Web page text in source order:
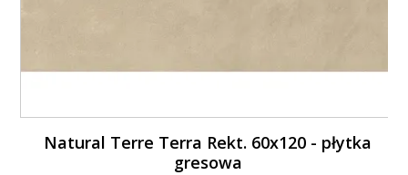
Natural Terre Terra Rekt. 60x120 - płytka
gresowa